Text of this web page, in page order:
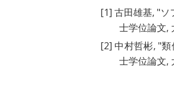
[1] 古田雄基, "ソ
士学位論文,
[2] 中村哲彬, "類
士学位論文,